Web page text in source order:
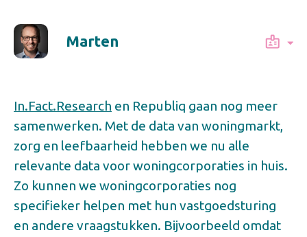
Marten
In.Fact.Research en Republiq gaan nog meer
samenwerken. Met de data van woningmarkt,
zorg en leefbaarheid hebben we nu alle
relevante data voor woningcorporaties in huis.
Zo kunnen we woningcorporaties nog
specifieker helpen met hun vastgoedsturing
en andere vraagstukken. Bijvoorbeeld omdat